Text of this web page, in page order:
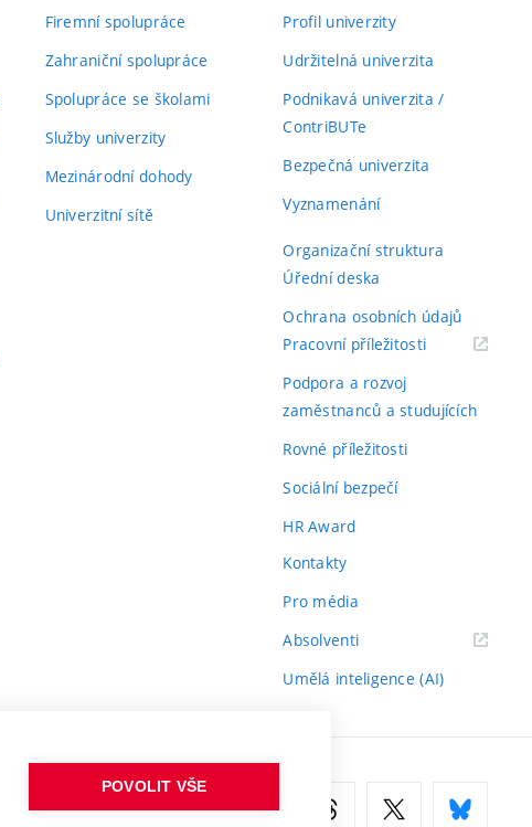
Firemní spolupráce
Zahraniční spolupráce
Spolupráce se školami
Služby univerzity
Mezinárodní dohody
Univerzitní sítě
Profil univerzity
Udržitelná univerzita
Podnikavá univerzita /
ContriBUTe
Bezpečná univerzita
Vyznamenání
Organizační struktura
Úřední deska
Ochrana osobních údajů
Pracovní příležitosti(externí
Podpora a rozvoj
zaměstnanců a studujících
Rovné příležitosti
Sociální bezpečí
HR Award
Kontakty
Pro média
Absolventi(externí
Umělá inteligence (AI)
POVOLIT VŠE